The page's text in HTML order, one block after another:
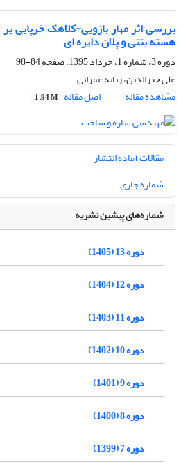
بررسی اثر مهار بازویی-کلاهک خرپایی بر
هسته بتنی و پلان دایره ای
دوره 3، شماره 1، خرداد 1395، صفحه
84-98
علی خیرالدین، ربابه عمرانی
مشاهده مقاله
اصل مقاله 1.94 M
مقالات آماده انتشار
شماره جاری
شماره‌های پیشین نشریه
دوره 13 (1405)
دوره 12 (1404)
دوره 11 (1403)
دوره 10 (1402)
دوره 9 (1401)
دوره 8 (1400)
دوره 7 (1399)